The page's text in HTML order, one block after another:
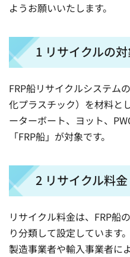
ようお願いいたします。
1 リサイクルの
FRP船リサイクルシステム
化プラスチック）を材料と
ーターボート、ヨット、
「FRP船」が対象です。
2 リサイクル料金
リサイクル料金は、FRP船
り分類して設定しています
製造事業者や輸入事業者に